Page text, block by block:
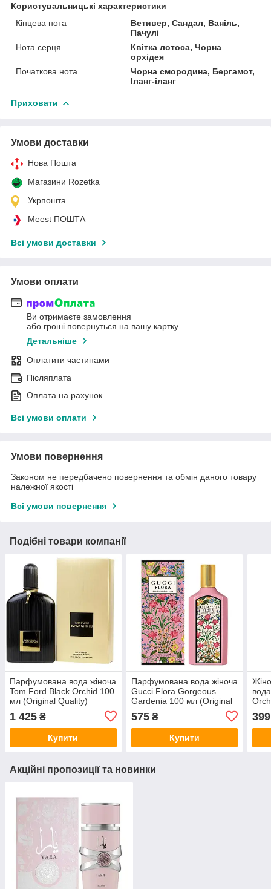
Користувальницькі характеристики
Кінцева нота
Ветивер, Сандал, Ваніль,
Пачулі
Нота серця
Квітка лотоса, Чорна
орхідея
Початкова нота
Чорна смородина, Бергамот,
Іланг-іланг
Приховати
Умови доставки
Нова Пошта
Магазини Rozetka
Укрпошта
Meest ПОШТА
Всі умови доставки
Умови оплати
Ви отримаєте замовлення
або гроші повернуться на вашу картку
Детальніше
Оплатити частинами
Післяплата
Оплата на рахунок
Всі умови оплати
Умови повернення
Законом не передбачено повернення та обмін даного товару
належної якості
Всі умови повернення
Подібні товари компанії
Парфумована вода жіноча
Tom Ford Black Orchid 100
мл (Original Quality)
1 425 ₴
Купити
Парфумована вода жіноча
Gucci Flora Gorgeous
Gardenia 100 мл (Original
575₴
Купити
399
Акційні пропозиції та новинки